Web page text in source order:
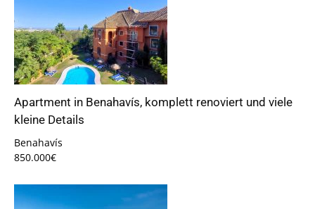
Apartment in Benahavís, komplett renoviert und viele
kleine Details
Benahavís
850.000€